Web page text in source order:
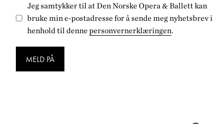
Jeg samtykker til at Den Norske Opera & Ballett kan
bruke min e-postadresse for å sende meg nyhetsbrev i
henhold til denne personvernerklæringen.
MELD PÅ